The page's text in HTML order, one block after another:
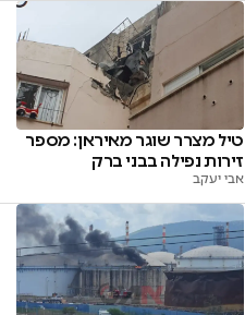
טיל מצרר שוגר מאיראן: מספר
זירות נפילה בבני ברק
אבי יעקב